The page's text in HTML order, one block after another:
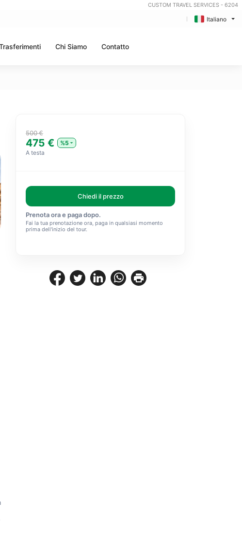
CUSTOM TRAVEL SERVICES - 6204
Italiano
Chi Siamo Contatto
500 €
475 €
%5
A testa
Chiedi il prezzo
Prenota ora e paga dopo.
Fai la tua prenotazione ora, paga in qualsiasi momento
prima dell'inizio del tour.